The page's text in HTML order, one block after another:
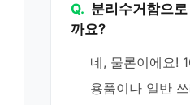
Q. 분리수거함으
까요?
네, 물론이에요!
용품이나 일반